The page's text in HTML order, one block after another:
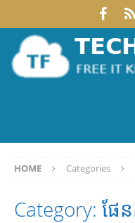
HOME Categories
Category: ផែន